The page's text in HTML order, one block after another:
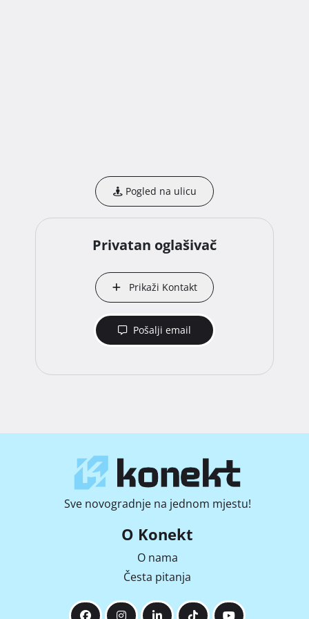
Pogled na ulicu
Privatan oglašivač
Prikaži Kontakt
Pošalji email
Sve novogradnje na jednom mjestu!
O Konekt
O nama
Česta pitanja